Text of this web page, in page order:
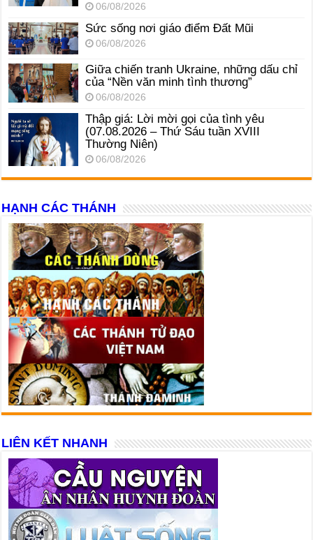
06/08/2026
Sức sống nơi giáo điểm Đất Mũi
06/08/2026
Giữa chiến tranh Ukraine, những dấu chỉ
của “Nền văn minh tình thương”
06/08/2026
Thập giá: Lời mời gọi của tình yêu
(07.08.2026 – Thứ Sáu tuần XVIII
Thường Niên)
06/08/2026
HẠNH CÁC THÁNH
LIÊN KẾT NHANH